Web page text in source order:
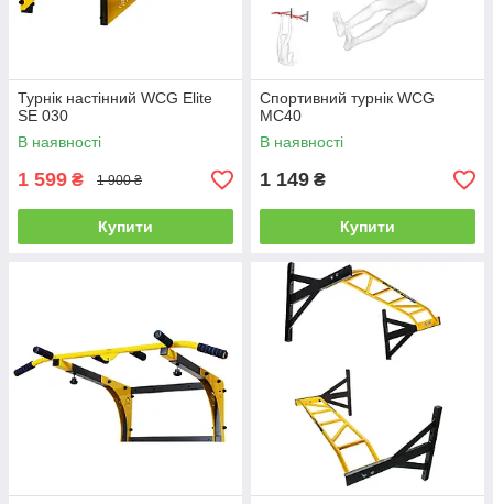
Турнік настінний WCG Elite
SE 030
В наявності
1 599 ₴ 1 900 ₴
Купити
Спортивний турнік WCG
MC40
В наявності
1 149 ₴
Купити